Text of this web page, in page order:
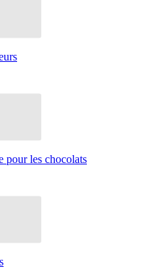
pour les chocolats